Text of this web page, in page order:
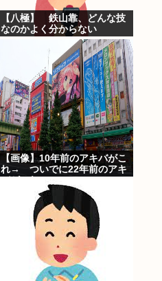
【八極】 鉄山靠、どんな技
なのかよく分からない
【画像】10年前のアキバがこ
れ→ ついでに22年前のアキ